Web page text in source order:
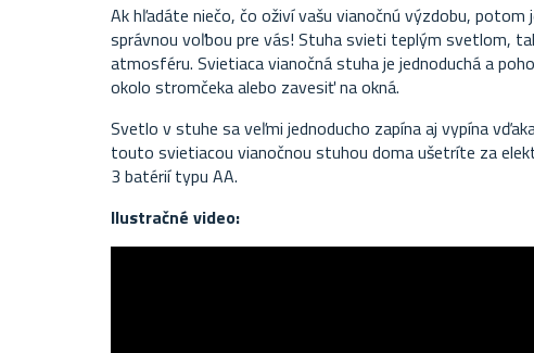
Ak hľadáte niečo, čo oživí vašu vianočnú výzdobu,
správnou voľbou pre vás! Stuha svieti teplým svetlom,
atmosféru. Svietiaca vianočná stuha je jednoduchá a
okolo stromčeka alebo zavesiť na okná.
Svetlo v stuhe sa veľmi jednoducho zapína aj vypína
touto svietiacou vianočnou stuhou doma ušetríte za
3 batérií typu AA.
Ilustračné video: